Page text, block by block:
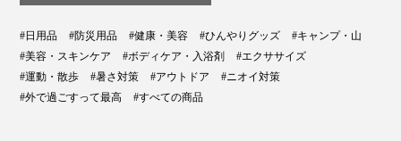
#日用品 #防災用品 #健康・美容 #ひんやりグッズ
#キャンプ・山
#美容・スキンケア
#ボディケア・入浴剤
#エクササイズ
#運動・散歩
#暑さ対策 #アウトドア
#ニオイ対策
#外で過ごすって最高
#すべての商品